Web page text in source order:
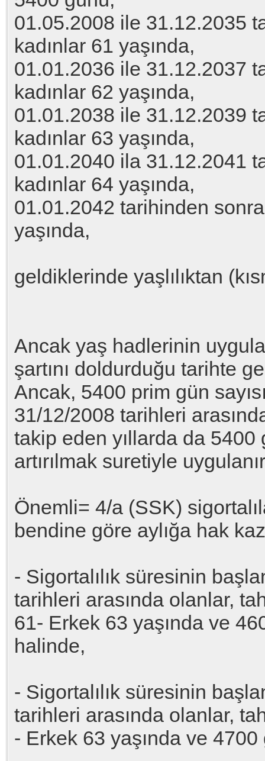
01.05.2008 ile 31.12.2035
kadınlar 61 yaşında,
01.01.2036 ile 31.12.2037
kadınlar 62 yaşında,
01.01.2038 ile 31.12.2039
kadınlar 63 yaşında,
01.01.2040 ila 31.12.2041
kadınlar 64 yaşında,
01.01.2042 tarihinden
yaşında,
geldiklerinde yaşlılıktan
Ancak yaş hadlerinin
şartını doldurduğu tarihte
Ancak, 5400 prim gün
31/12/2008 tarihleri
takip eden yıllarda da
artırılmak suretiyle
Önemli= 4/a (SSK)
bendine göre aylığa hak
- Sigortalılık süresinin
tarihleri arasında olanlar,
61- Erkek 63 yaşında ve
halinde,
- Sigortalılık süresinin
tarihleri arasında olanlar,
- Erkek 63 yaşında ve